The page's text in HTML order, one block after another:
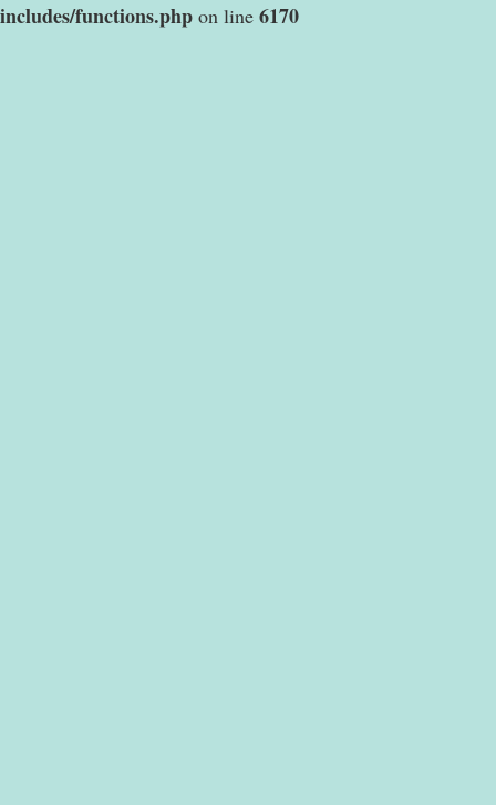
includes/functions.php on line 6170